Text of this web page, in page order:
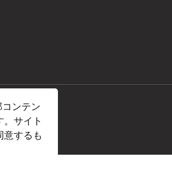
ンテン
サイト
意するも